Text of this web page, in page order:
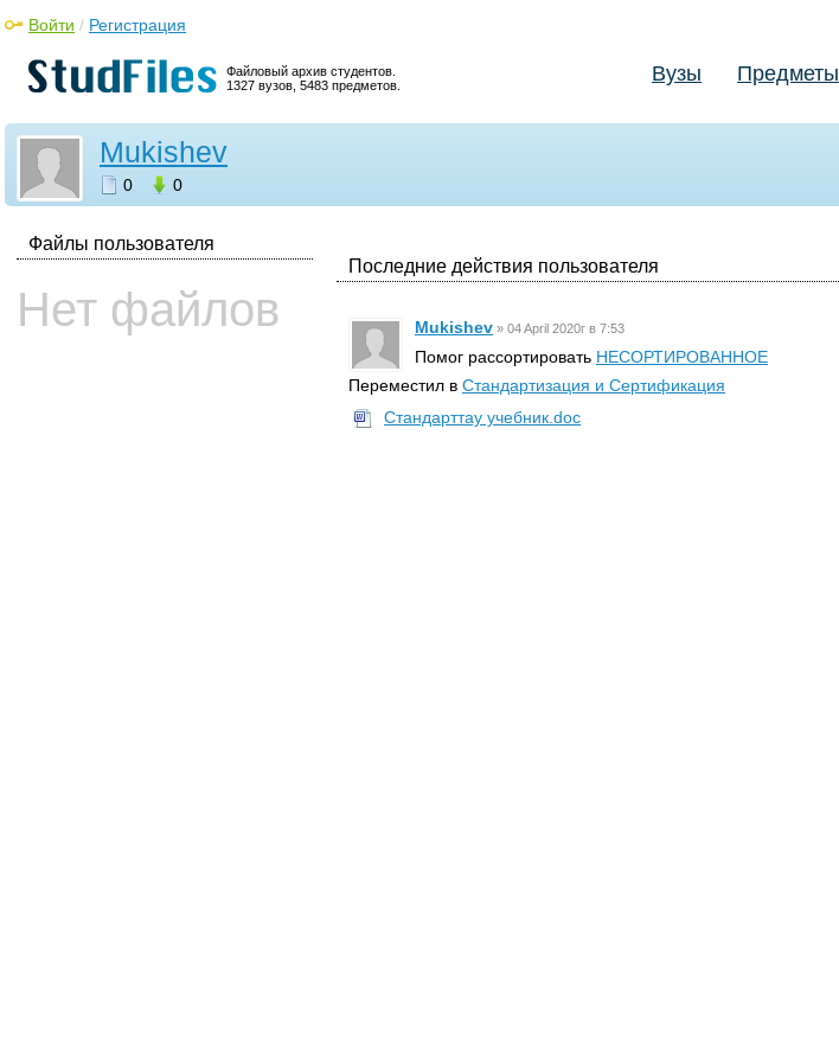
Файловый архив студентов.
1327 вузов, 5483 предметов.
Войти / Регистрация
Вузы Предметы
Mukishev
0 0
Файлы пользователя
Нет файлов
Последние действия пользователя
Mukishev » 04 April 2020г в 7:53
Помог рассортировать НЕСОРТИРОВАННОЕ
Переместил в Стандартизация и Сертификация
Стандарттау учебник.doc